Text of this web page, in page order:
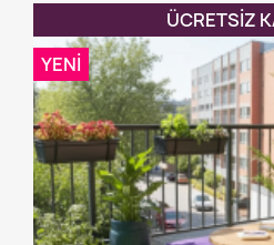
ÜCRETSIZ
YENI